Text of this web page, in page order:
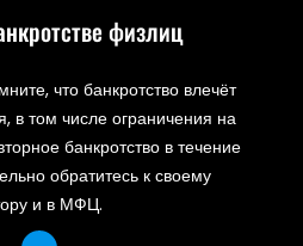
физлиц
что банкротство влечёт
в том числе ограничения на
банкротство в течение
обратитесь к своему
и в МФЦ.